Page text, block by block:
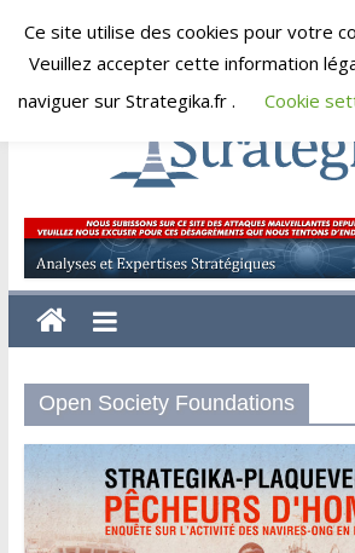
Skip
vendredi, août 7, 2026
Strategika
Expertise
et
Analyses
Open Society Foundations
Ce site utilise des cookies pour votre
Veuillez accepter cette information
naviguer sur Strategika.fr .
Cookie